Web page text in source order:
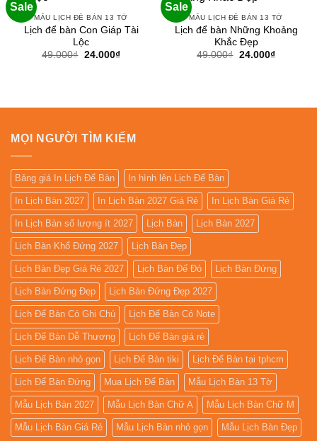
Sale
MẪU LỊCH ĐỂ BÀN 13 TỜ
Lịch để bàn Con Giáp Tài
Lộc
49.000₫ Giá
24.000₫Giá
Sale
MẪU LỊCH ĐỂ BÀN 13 TỜ
Lịch để bàn Những Khoảng
Khắc Đẹp
49.000₫ Giá
24.000₫Giá
MỌI NGƯỜI TÌM KIẾM
Bảng giá In Lịch Để Bàn In hình lên Lịch Để Bàn
In Lịch Bàn 2027 In Lịch Bàn 2027 Giá Rẻ In Lịch Bàn Giá Rẻ
In Lịch Bàn số lượng ít 2027 Lịch Bàn Lịch Bàn 2027
Lịch Bàn Khổ Đứng 2027 Lịch Bàn Đẹp
Lịch Bàn Đẹp Giá Rẻ 2027 Lịch Bàn Đế Đỏ Lịch Bàn Đứng
Lịch Bàn Đứng Đẹp Lịch Bàn Đứng Đẹp 2027
Lịch Để Bàn Có Ghi Chú Lịch Để Bàn Có Note
Lịch Để Bàn Dễ Thương Lịch Để Bàn giá rẻ
Lịch Để Bàn nhỏ gọn Lịch Để Bàn tiki Lịch Để Bàn tại tphcm
Lịch Để Bàn Đứng Mua Lịch Để Bàn Mẫu Lịch Bàn 13 Tờ
Mẫu Lịch Bàn 2027 Mẫu Lịch Bàn Chữ A Mẫu Lịch Bàn Chữ M
Mẫu Lịch Bàn Giá Rẻ Mẫu Lịch Bàn nhỏ gọn Mẫu Lịch Bàn Đẹp